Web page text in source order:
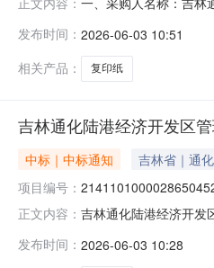
A4箱5.0099.8499服务
发布时间： 2026-06-03 10:51
相关产品：
复印纸
吉林通化陆港经济开发区
中标｜中标通知 吉林省｜通
项目编号：
正文内容： 吉林通化陆港经济开发
（元）:预算总额（元
发布时间： 2026-06-03 10:28